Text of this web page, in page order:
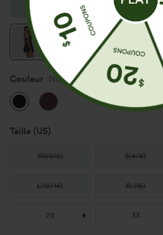
Couleur Noir
Taille (US)
XS(0/2) S(4/6)
L(12/14) XL(16)
2X 3X